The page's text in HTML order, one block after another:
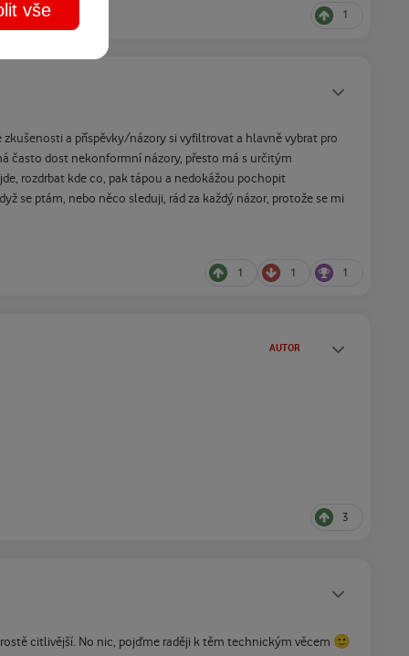
1
a příspěvky/názory si vyfiltrovat a hlavně vybrat pro
často dost nekonformní názory, přesto má s určitým
rozdrbat kde co, pak tápou a nedokážou pochopit
se ptám, nebo něco sleduji, rád za každý názor, protože se mi
1 1 1
AUTOR
3
citlivější. No nic, pojďme raději k těm technickým věcem 🙂
vše